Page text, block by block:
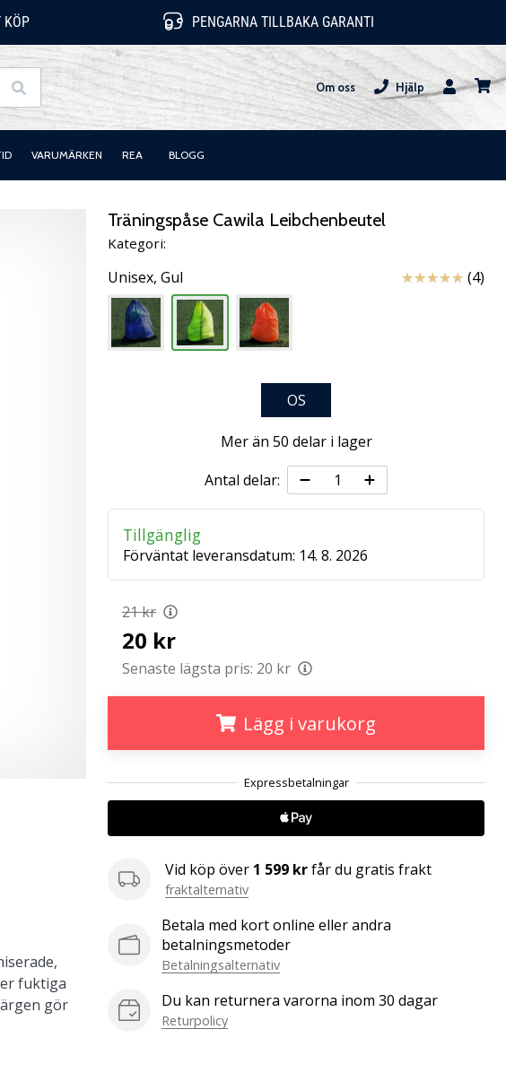
KÖP PENGARNA TILLBAKA GARANTI
Om oss
Hjälp
VARUMÄRKEN REA BLOGG
Träningspåse Cawila Leibchenbeutel
Kategori:
Unisex, Gul Recensioner
(4)
OS
Mer än 50 delar i lager
Antal delar:
Tillgänglig
Förväntat leveransdatum: 14. 8. 2026
21 kr
20 kr
Senaste lägsta pris: 20 kr
Lägg i varukorg
Vid köp över 1 599 krfår du gratis frakt
fraktalternativ
Betala med kort online eller andra
betalningsmetoder
Betalningsalternativ
Du kan returnera varorna inom 30 dagar
Returpolicy
fuktiga
gör